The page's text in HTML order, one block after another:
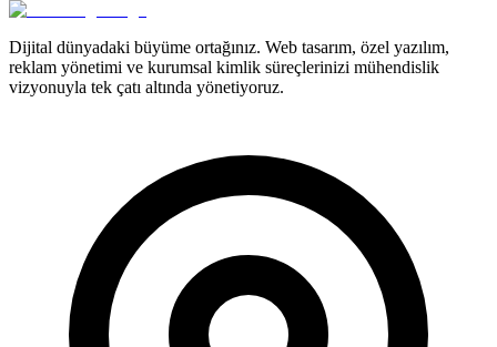
Dijital dünyadaki büyüme ortağınız. Web tasarım, özel yazılım,
reklam yönetimi ve kurumsal kimlik süreçlerinizi mühendislik
vizyonuyla tek çatı altında yönetiyoruz.